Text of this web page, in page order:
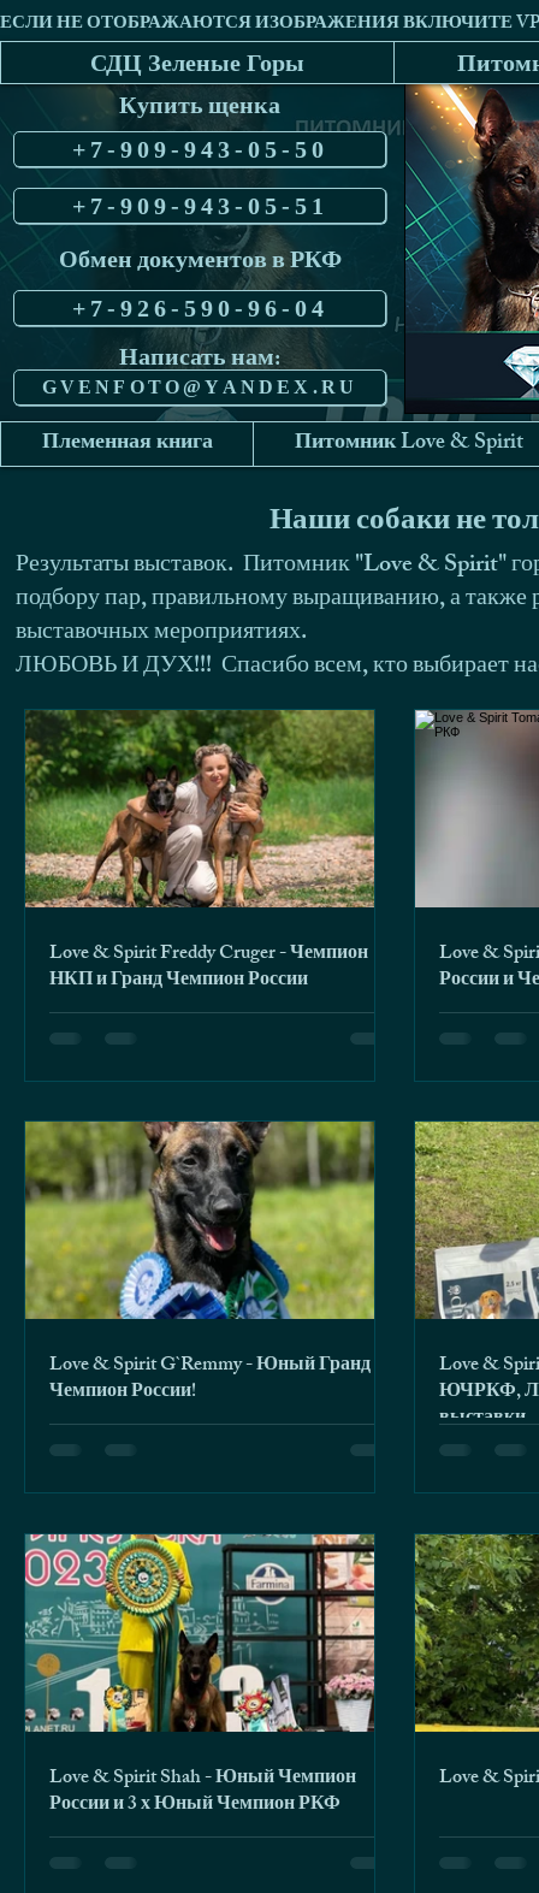
СДЦ Зеленые Горы
Купить щенка
+7-909-943-05-50
+7-909-943-05-51
Обмен документов в РКФ
+7-926-590-96-04
Написать нам:
GVENFOTO@YANDEX.RU
Племенная книга Питомник Love & Spirit
Наши собаки не
Результаты выставок. Питомник "Love & Spirit"
подбору пар, правильному выращиванию, а также
выставочных мероприятиях.
ЛЮБОВЬ И ДУХ!!! Спасибо всем, кто выбирает
Love & Spirit Freddy Cruger - Чемпион
НКП и Гранд Чемпион России
Love &
России и
Love & Spirit G`Remmy - Юный Гранд
Чемпион России!
Love & Spirit
ЮЧРКФ,
выставки
Love & Spirit Shah - Юный Чемпион
России и 3 х Юный Чемпион РКФ